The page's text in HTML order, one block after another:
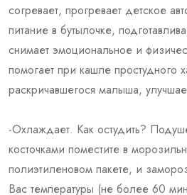
согревает, прогревает детское
питание в бутылочке,
снимает эмоциональное и
помогает при кашле простудного
раскричавшегося малыша,
-Охлаждает. Как остудить?
косточками поместите в
полиэтиленовом пакете, и
Вас температуры (не более 60